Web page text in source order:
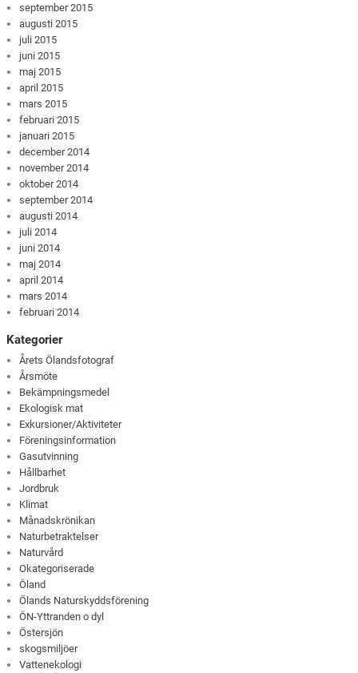
september 2015
augusti 2015
juli 2015
juni 2015
maj 2015
april 2015
mars 2015
februari 2015
januari 2015
december 2014
november 2014
oktober 2014
september 2014
augusti 2014
juli 2014
juni 2014
maj 2014
april 2014
mars 2014
februari 2014
Kategorier
Årets Ölandsfotograf
Årsmöte
Bekämpningsmedel
Ekologisk mat
Exkursioner/Aktiviteter
Föreningsinformation
Gasutvinning
Hållbarhet
Jordbruk
Klimat
Månadskrönikan
Naturbetraktelser
Naturvård
Okategoriserade
Öland
Ölands Naturskyddsförening
ÖN-Yttranden o dyl
Östersjön
skogsmiljöer
Vattenekologi